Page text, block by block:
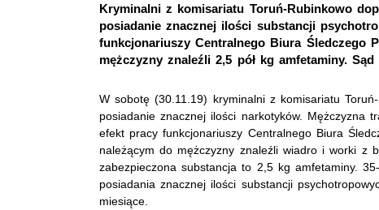
Kryminalni z komisariatu Toruń-Rubinkowo
posiadanie znacznej ilości substancji
funkcjonariuszy Centralnego Biura Śledczego
mężczyzny znaleźli 2,5 pół kg amfetaminy.
W sobotę (30.11.19) kryminalni z komisariatu
posiadanie znacznej ilości narkotyków. Mężczyzna
efekt pracy funkcjonariuszy Centralnego Biura
należącym do mężczyzny znaleźli wiadro i worki z
zabezpieczona substancja to 2,5 kg amfetaminy.
posiadania znacznej ilości substancji
miesiące.